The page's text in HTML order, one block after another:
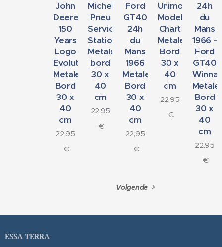
John
Deere
150
Years
Logo
Evolution
Metalen
Bord
30 x
40
cm
22,95
€
Michelin
Pneu
Service
Station
Metalen
bord
30 x
40
cm
22,95
€
Ford
GT40
24h
du
Mans
1966
Metalen
Bord
30 x
40
cm
22,95
€
Unimog
Model
Chart
Metalen
Bord
30 x
40
cm
22,95
€
24h
du
Mans
1966 -
Ford
GT40
Bord
30 x
40
cm
22,95
€
Volgende
ESSA TERRA